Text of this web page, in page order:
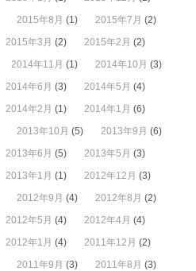
2015年8月 (1) 2015年7月 (2)
2015年3月 (2) 2015年2月 (2)
2014年11月 (1) 2014年10月 (3)
2014年6月 (3) 2014年5月 (4)
2014年2月 (1) 2014年1月 (6)
2013年10月 (5) 2013年9月 (6)
2013年6月 (5) 2013年5月 (3)
2013年1月 (1) 2012年12月 (3)
2012年9月 (4) 2012年8月 (2)
2012年5月 (4) 2012年4月 (4)
2012年1月 (4) 2011年12月 (2)
2011年9月 (3) 2011年8月 (3)